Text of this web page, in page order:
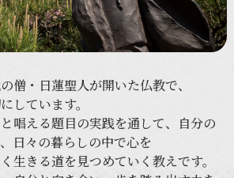
僧・ 日蓮聖人が開いた仏教で、
しています。
唱える題目の実践を通して、
自分の
日々の暮らしの中で心を
生きる道を見つめていく 教えです。